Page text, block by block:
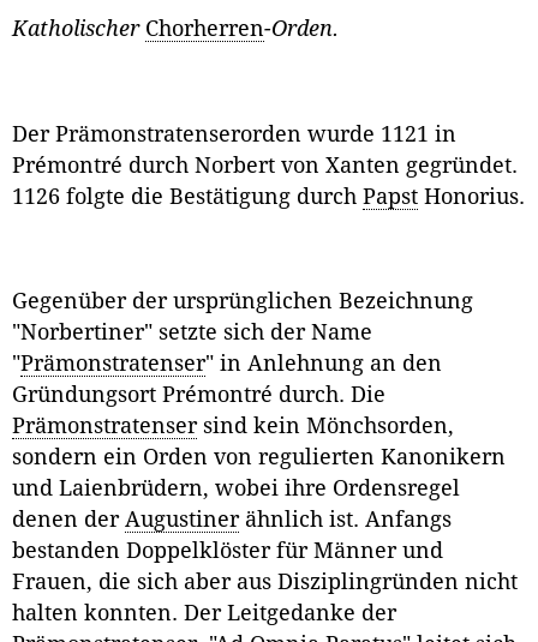
Katholischer Chorherren-Orden.
Der Prämonstratenserorden wurde 1121 in
Prémontré durch Norbert von Xanten gegründet.
1126 folgte die Bestätigung durch Papst Honorius.
Gegenüber der ursprünglichen Bezeichnung
"Norbertiner" setzte sich der Name
"Prämonstratenser" in Anlehnung an den
Gründungsort Prémontré durch. Die
Prämonstratensersind kein Mönchsorden,
sondern ein Orden von regulierten Kanonikern
und Laienbrüdern, wobei ihre Ordensregel
denen der Augustinerähnlich ist. Anfangs
bestanden Doppelklöster für Männer und
Frauen, die sich aber aus Disziplingründen nicht
halten konnten. Der Leitgedanke der